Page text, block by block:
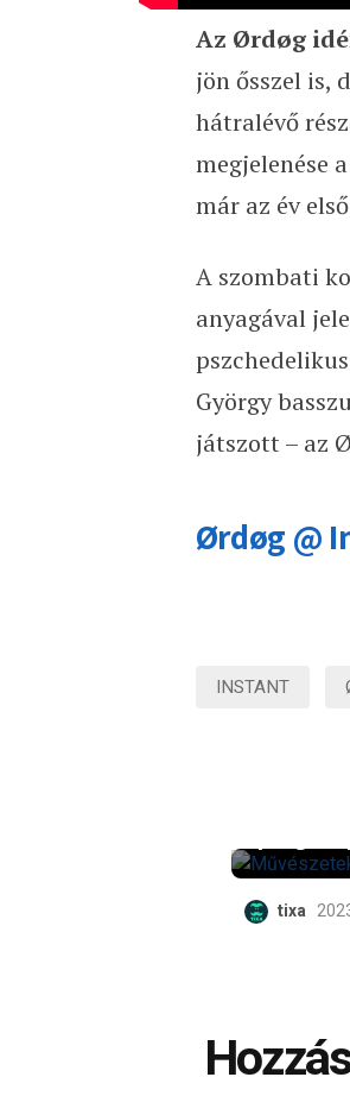
Az Ørdøg
jön ősszel is,
hátralévő
megjelenése
már az év
A szombati
anyagával
György
játszott – az
Ørdøg @
INSTANT
tixa